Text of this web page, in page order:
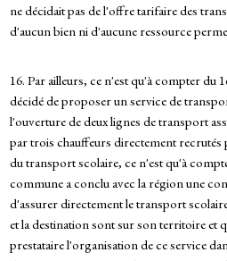
ne décidait pas de l'offre tarifaire des
d'aucun bien ni d'aucune ressource
16. Par ailleurs, ce n'est qu'à compter du
décidé de proposer un service de
l'ouverture de deux lignes de transport
par trois chauffeurs directement recrutés
du transport scolaire, ce n'est qu'à
commune a conclu avec la région une
d'assurer directement le transport
et la destination sont sur son territoire et
prestataire l'organisation de ce service